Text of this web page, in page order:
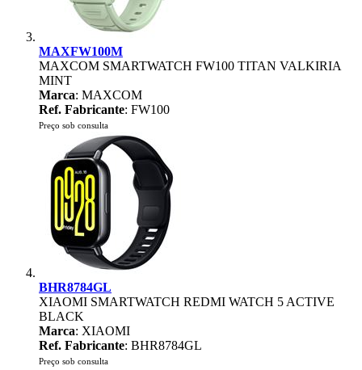
MAXFW100M
MAXCOM SMARTWATCH FW100 TITAN VALKIRIA
MINT
Marca: MAXCOM
Ref. Fabricante: FW100
Preço sob consulta
BHR8784GL
XIAOMI SMARTWATCH REDMI WATCH 5 ACTIVE
BLACK
Marca: XIAOMI
Ref. Fabricante: BHR8784GL
Preço sob consulta